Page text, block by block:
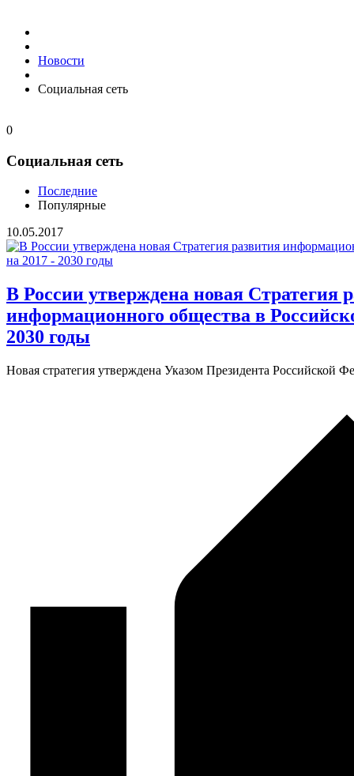
Новости
Социальная сеть
0
Социальная сеть
Последние
Популярные
10.05.2017
В России утверждена новая Стратегия
информационного общества в
2030 годы
Новая стратегия утверждена Указом Президента Российской